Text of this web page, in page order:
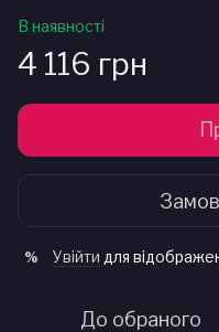
В наявності
4 116 грн
% Увійти для
До обраного